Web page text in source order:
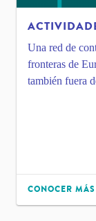
Una red de
fronteras de
también fuera
CONOCER MÁS